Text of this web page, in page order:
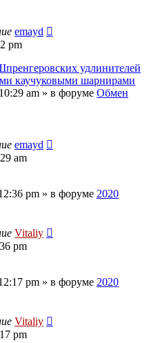
emayd
pm
удлинителей
каучуковыми шарнирами
am » в форуме Обмен
emayd
am
pm » в форуме 2020
Vitaliy
pm
pm » в форуме 2020
Vitaliy
pm